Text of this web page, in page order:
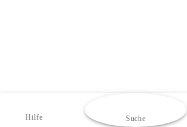
Hilfe Suche